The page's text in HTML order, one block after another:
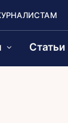
Статьи